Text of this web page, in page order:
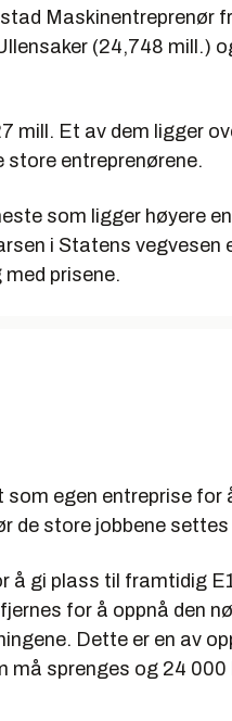
Maskinentreprenør
(24,748 mill.)
mill. Et av dem ligger
store entreprenørene.
som ligger høyere
i Statens vegvesen
prisene.
som egen entreprise for
de store jobbene settes
å gi plass til framtidig
for å oppnå den
Dette er en av
må sprenges og 24